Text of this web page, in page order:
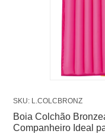
SKU: L.COLCBRONZ
Boia Colchão
Companheiro Ideal